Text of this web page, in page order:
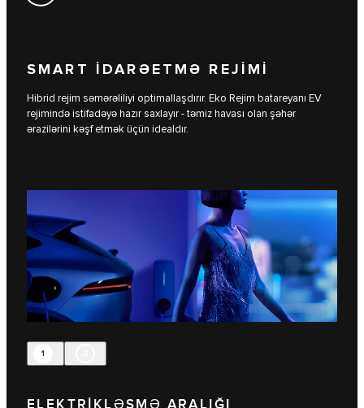
SMART İDARƏETMƏ REJİMİ
Hibrid rejim səmərəliliyi optimallaşdırır. Eko Rejim batareyanı EV
rejimində istifadəyə hazır saxlayır - təmiz havası olan şəhər
ərazilərini kəşf etmək üçün idealdır.
1